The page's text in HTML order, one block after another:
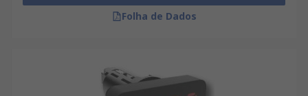
Folha de Dados